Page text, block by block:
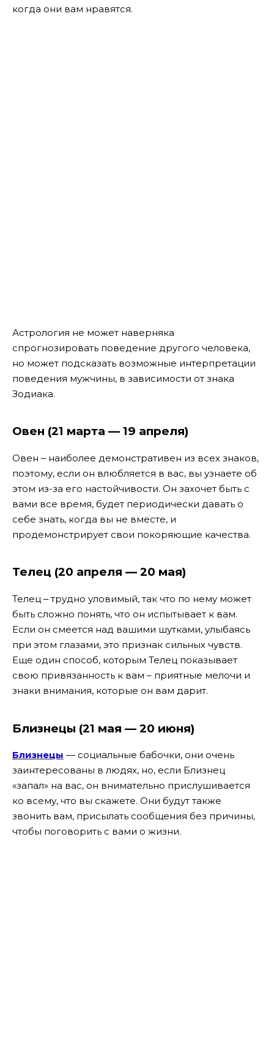
когда они вам нравятся.
Астрология не может наверняка
спрогнозировать поведение другого человека,
но может подсказать возможные интерпретации
поведения мужчины, в зависимости от знака
Зодиака.
Овен (21 марта — 19 апреля)
Овен ‒ наиболее демонстративен из всех знаков,
поэтому, если он влюбляется в вас, вы узнаете об
этом из-за его настойчивости. Он захочет быть с
вами все время, будет периодически давать о
себе знать, когда вы не вместе, и
продемонстрирует свои покоряющие качества.
Телец (20 апреля — 20 мая)
Телец ‒ трудно уловимый, так что по нему может
быть сложно понять, что он испытывает к вам.
Если он смеется над вашими шутками, улыбаясь
при этом глазами, это признак сильных чувств.
Еще один способ, которым Телец показывает
свою привязанность к вам – приятные мелочи и
знаки внимания, которые он вам дарит.
Близнецы (21 мая — 20 июня)
Близнецы — социальные бабочки, они очень
заинтересованы в людях, но, если Близнец
«запал» на вас, он внимательно прислушивается
ко всему, что вы скажете. Они будут также
звонить вам, присылать сообщения без причины,
чтобы поговорить с вами о жизни.